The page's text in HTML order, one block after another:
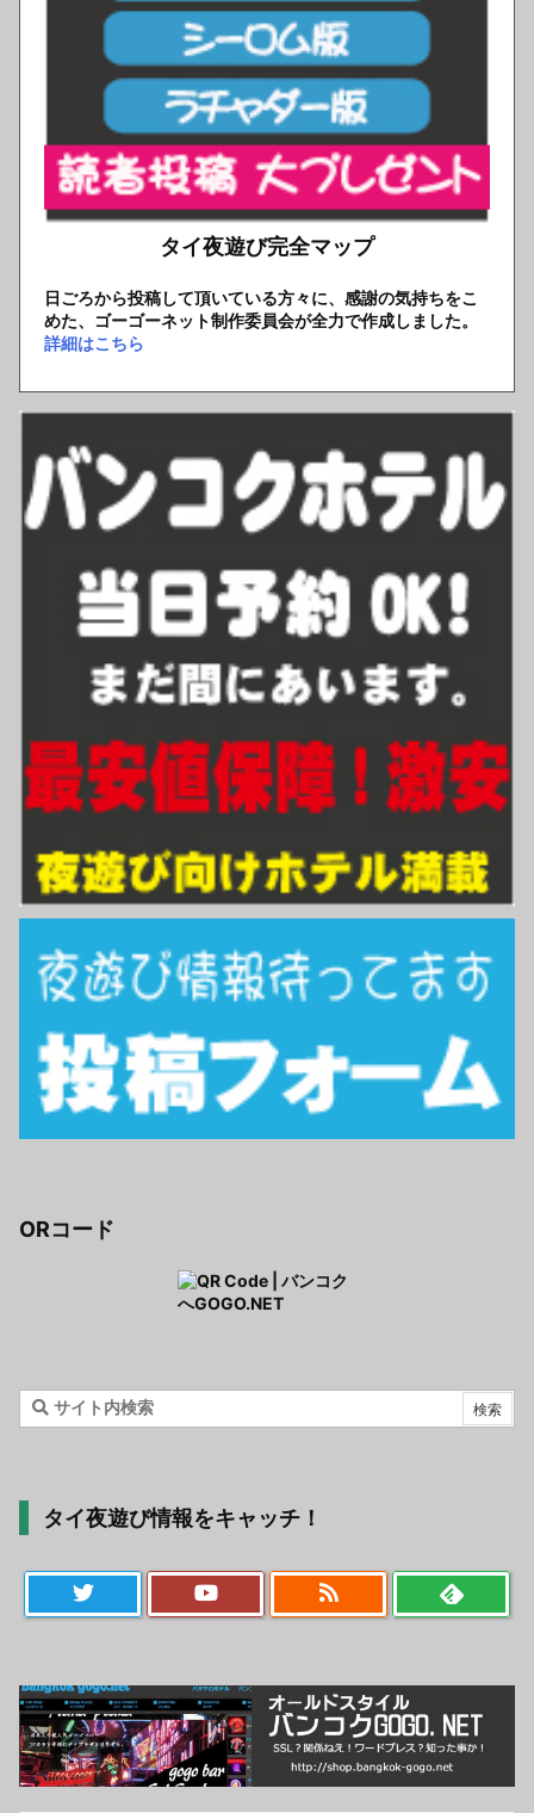
タイ夜遊び完全マップ
日ごろから投稿して頂いている方々に、感謝の気持ちをこ
めた、ゴーゴーネット制作委員会が全力で作成しました。
詳細はこちら
ORコード
タイ夜遊び情報をキャッチ！